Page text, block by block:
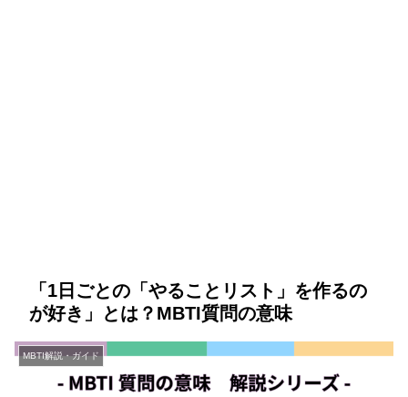
「1日ごとの「やることリスト」を作るの
が好き」とは？MBTI質問の意味
MBTI解説・ガイド